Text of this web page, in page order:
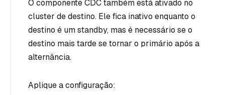
O componente CDC também está ativado no
cluster de destino. Ele fica inativo enquanto o
destino é um standby, mas é necessário se o
destino mais tarde se tornar o primário após a
alternância.
Aplique a configuração: